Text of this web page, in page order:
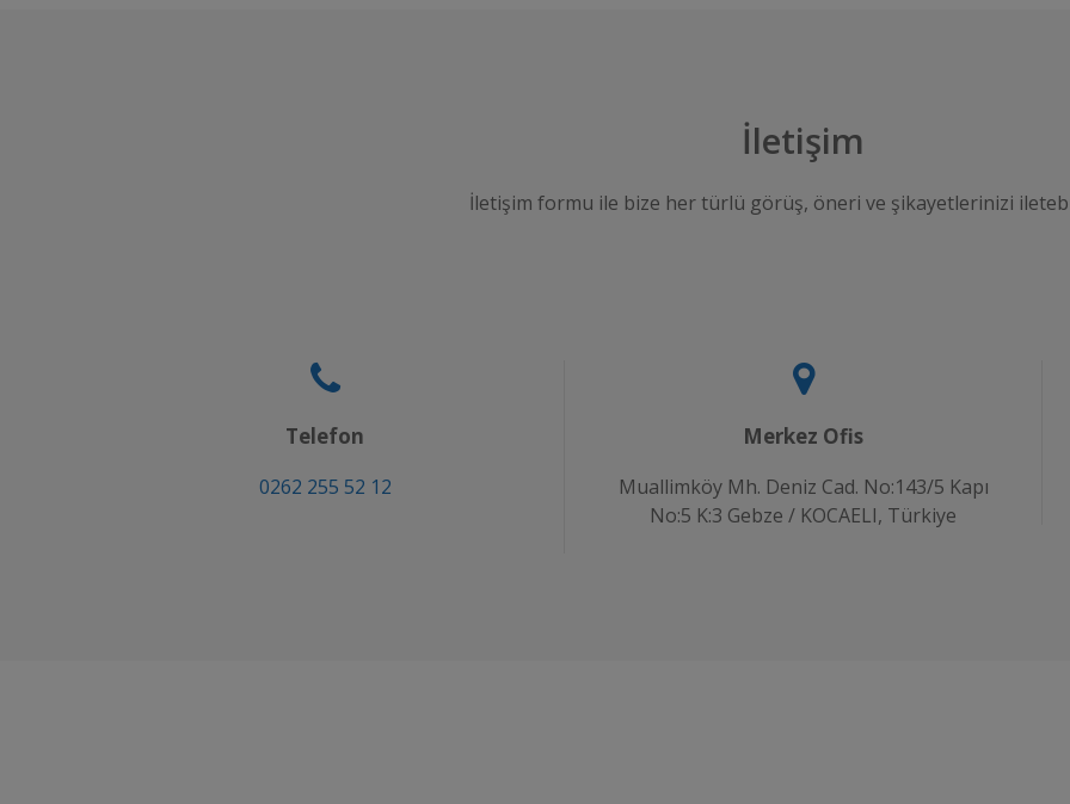
İletişim
İletişim formu ile bize her türlü görüş, öneri ve şikayetlerinizi
Telefon
0262 255 52 12
Merkez Ofis
Muallimköy Mh. Deniz Cad. No:143/5 Kapı
No:5 K:3 Gebze / KOCAELI, Türkiye